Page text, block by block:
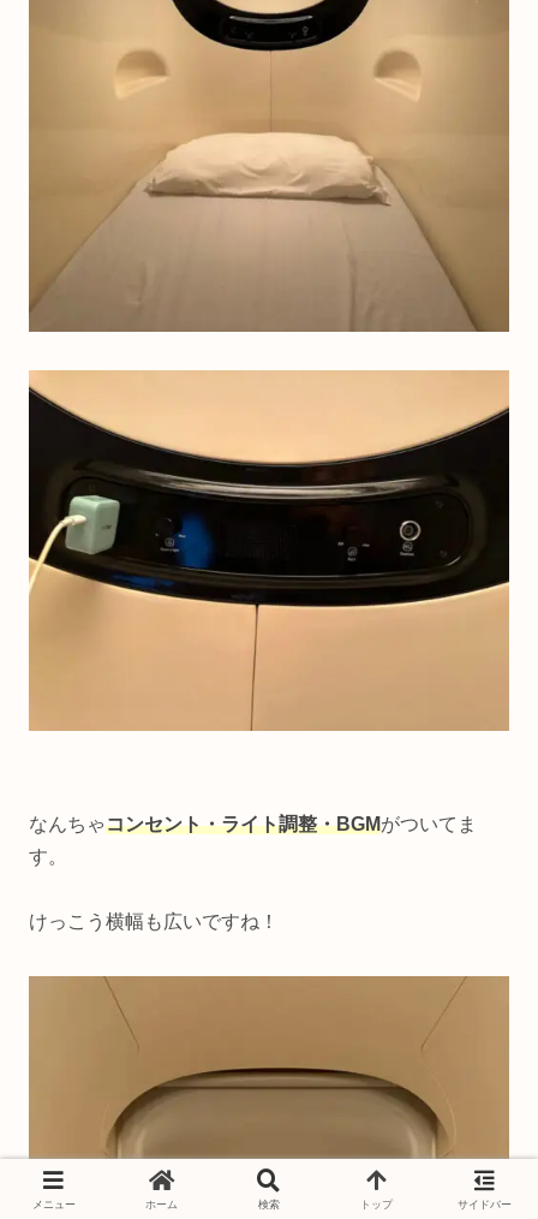
なんちゃコンセント・ライト調整・BGMがついてま
す。
けっこう横幅も広いですね！
メニュー ホーム 検索 トップ サイドバー